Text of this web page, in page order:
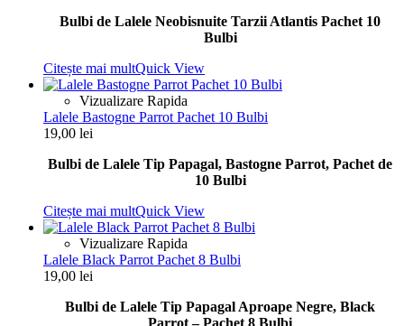
Bulbi de Lalele Neobisnuite Tarzii Atlantis Pachet 10
Bulbi
Citește mai multQuick View
Vizualizare Rapida
Lalele Bastogne Parrot Pachet 10 Bulbi
19,00 lei
Bulbi de Lalele Tip Papagal, Bastogne Parrot, Pachet de
10 Bulbi
Citește mai multQuick View
Vizualizare Rapida
Lalele Black Parrot Pachet 8 Bulbi
19,00 lei
Bulbi de Lalele Tip Papagal Aproape Negre, Black
Parrot – Pachet 8 Bulbi